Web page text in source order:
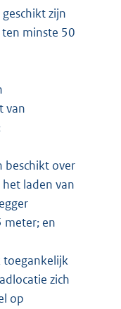
zijn
minste 50
van
beschikt over
laden van
meter; en
toegankelijk
zich
op